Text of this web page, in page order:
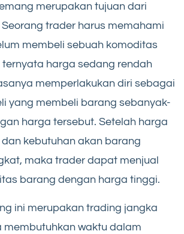
merupakan tujuan dari
trader harus memahami
membeli sebuah komoditas
harga sedang rendah
memperlakukan diri sebagai
yang membeli barang sebanyak-
harga tersebut. Setelah harga
kebutuhan akan barang
maka trader dapat menjual
barang dengan harga tinggi.
ini merupakan trading jangka
membutuhkan waktu dalam